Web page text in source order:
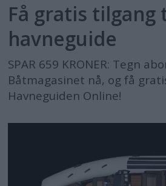
Få gratis tilgang
havneguide
SPAR 659 KRONER: Tegn
Båtmagasinet nå, og få
Havneguiden Online!